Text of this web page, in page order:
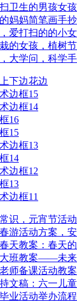
卫生的男孩女
妈妈简笔画手
爱打扫的的小
的女孩，植树
大学问，科学
下边花边
边框15
边框14
16
15
边框13
14
边框12
13
边框11
识，元宵节活
游活动方案，
天教案：春天
班教案——未
师备课活动教
文稿：六一儿
业活动举办流